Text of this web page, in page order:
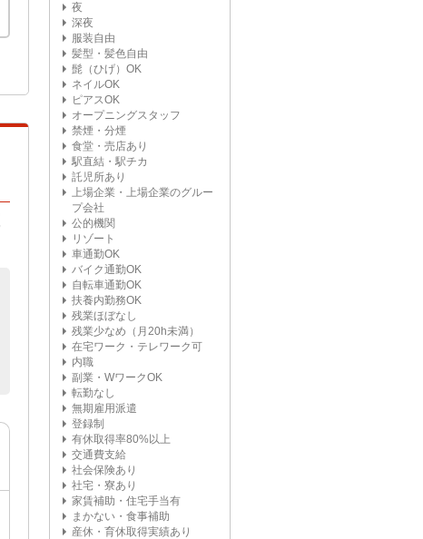
夜
深夜
服装自由
髪型・髪色自由
髭（ひげ）OK
ネイルOK
ピアスOK
オープニングスタッフ
禁煙・分煙
食堂・売店あり
駅直結・駅チカ
託児所あり
上場企業・上場企業のグルー
プ会社
公的機関
リゾート
車通勤OK
バイク通勤OK
自転車通勤OK
扶養内勤務OK
残業ほぼなし
残業少なめ（月20h未満）
在宅ワーク・テレワーク可
内職
副業・WワークOK
転勤なし
無期雇用派遣
登録制
有休取得率80%以上
交通費支給
社会保険あり
社宅・寮あり
家賃補助・住宅手当有
まかない・食事補助
産休・育休取得実績あり